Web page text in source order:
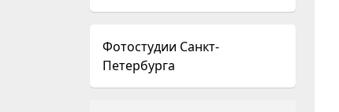
Фотостудии Санкт-
Петербурга